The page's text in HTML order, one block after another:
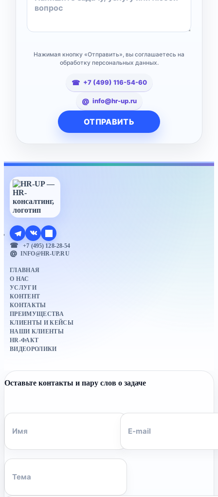
Нажимая кнопку «Отправить», вы соглашаетесь на
обработку персональных данных.
+7 (499) 116-54-60
info@hr-up.ru
+7 (495) 128-28-54
INFO@HR-UP.RU
ГЛАВНАЯ
О НАС
УСЛУГИ
КОНТЕНТ
КОНТАКТЫ
ПРЕИМУЩЕСТВА
КЛИЕНТЫ И КЕЙСЫ
НАШИ КЛИЕНТЫ
HR-ФАКТ
ВИДЕОРОЛИКИ